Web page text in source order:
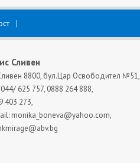
Сливен
8800, бул.Цар Освободител №51,
044/ 625 757, 0888 264 888,
403 273,
monika_boneva@yahoo.com,